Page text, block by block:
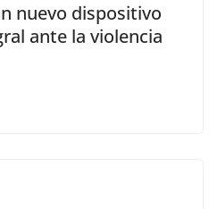
nuevo dispositivo
ante la violencia